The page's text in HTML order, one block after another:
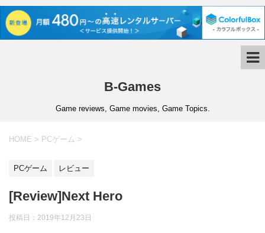
B-Games
Game reviews, Game movies, Game Topics.
HOME > PCゲーム >
PCゲーム レビュー
[Review]Next Hero
投稿日： 2019年12月23日